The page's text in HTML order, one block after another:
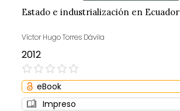
Estado e industrialización en Ecuador
Víctor Hugo Torres Dávila
2012
0%
eBook
Impreso